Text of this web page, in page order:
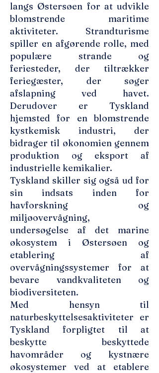
langs Østersøen for at udvikle
blomstrende maritime
aktiviteter. Strandturisme
spiller en afgørende rolle, med
populære strande og
feriesteder, der tiltrækker
feriegæster, der søger
afslapning ved havet.
Derudover er Tyskland
hjemsted for en blomstrende
kystkemisk industri, der
bidrager til økonomien gennem
produktion og eksport af
industrielle kemikalier.
Tyskland skiller sig også ud for
sin indsats inden for
havforskning og
miljøovervågning,
undersøgelse af det marine
økosystem i Østersøen og
etablering af
overvågningssystemer for at
bevare vandkvaliteten og
biodiversiteten.
Med hensyn til
naturbeskyttelsesaktiviteter er
Tyskland forpligtet til at
beskytte beskyttede
havområder og kystnære
økosystemer ved at etablere